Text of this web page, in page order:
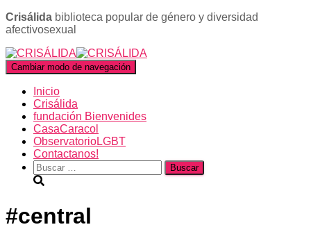
Crisálida biblioteca popular de género y diversidad
afectivosexual
Cambiar modo de navegación
Inicio
Crisálida
fundación Bienvenides
CasaCaracol
ObservatorioLGBT
Contactanos!
Buscar:
#central